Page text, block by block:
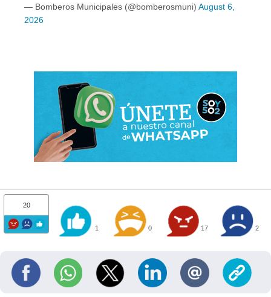
— Bomberos Municipales (@bomberosmuni) August 6,
2026
20
1 0 17 2